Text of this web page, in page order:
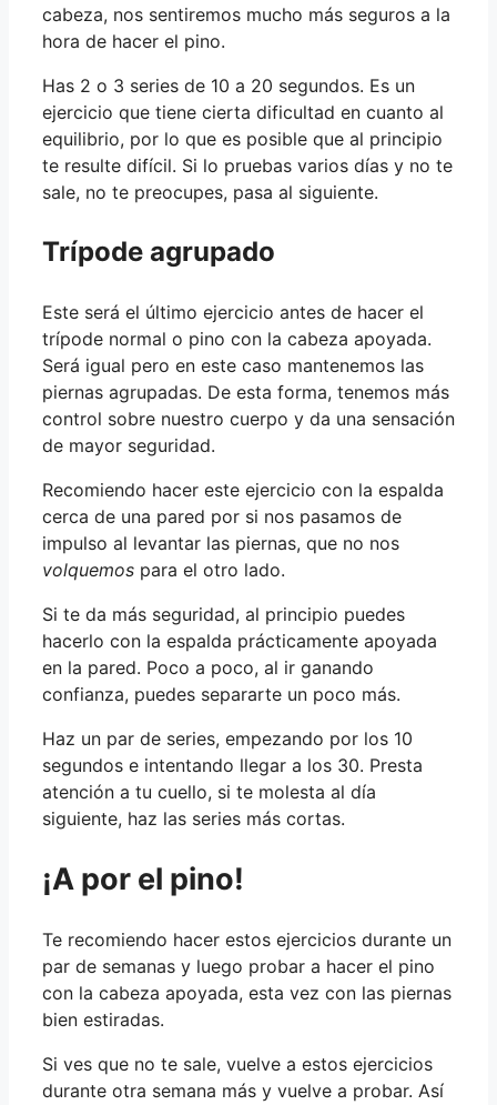
cabeza, nos sentiremos mucho más seguros a la
hora de hacer el pino.
Has 2 o 3 series de 10 a 20 segundos. Es un
ejercicio que tiene cierta dificultad en cuanto al
equilibrio, por lo que es posible que al principio
te resulte difícil. Si lo pruebas varios días y no te
sale, no te preocupes, pasa al siguiente.
Trípode agrupado
Este será el último ejercicio antes de hacer el
trípode normal o pino con la cabeza apoyada.
Será igual pero en este caso mantenemos las
piernas agrupadas. De esta forma, tenemos más
control sobre nuestro cuerpo y da una sensación
de mayor seguridad.
Recomiendo hacer este ejercicio con la espalda
cerca de una pared por si nos pasamos de
impulso al levantar las piernas, que no nos
volquemos para el otro lado.
Si te da más seguridad, al principio puedes
hacerlo con la espalda prácticamente apoyada
en la pared. Poco a poco, al ir ganando
confianza, puedes separarte un poco más.
Haz un par de series, empezando por los 10
segundos e intentando llegar a los 30. Presta
atención a tu cuello, si te molesta al día
siguiente, haz las series más cortas.
¡A por el pino!
Te recomiendo hacer estos ejercicios durante un
par de semanas y luego probar a hacer el pino
con la cabeza apoyada, esta vez con las piernas
bien estiradas.
Si ves que no te sale, vuelve a estos ejercicios
durante otra semana más y vuelve a probar. Así